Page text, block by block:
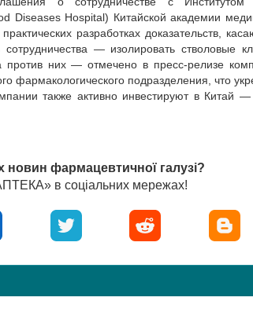
Diseases Hospital) Китайской академии
разработках доказательств,
— изолировать стволовые
против них — отмечено в пресс-релизе
фармакологического подразделения, что
также активно инвестируют в Китай
новин фармацевтичної галузі?
в соціальних мережах!